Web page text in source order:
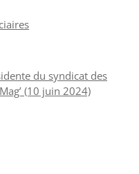
du syndicat des
(10 juin 2024)